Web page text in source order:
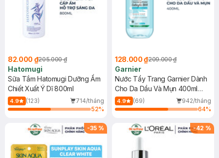
82.000 ₫205.000 ₫
Hatomugi
Sữa Tắm Hatomugi Dưỡng Ẩm
Chiết Xuất Ý Dĩ 800ml
4.9 (123)
714/tháng
52%
128.000 ₫209.000 ₫
Garnier
Nước Tẩy Trang Garnier Dành
Cho Da Dầu Và Mụn 400ml
(Mới)
4.9 (69)
942/tháng
64%
-35 % -42 %